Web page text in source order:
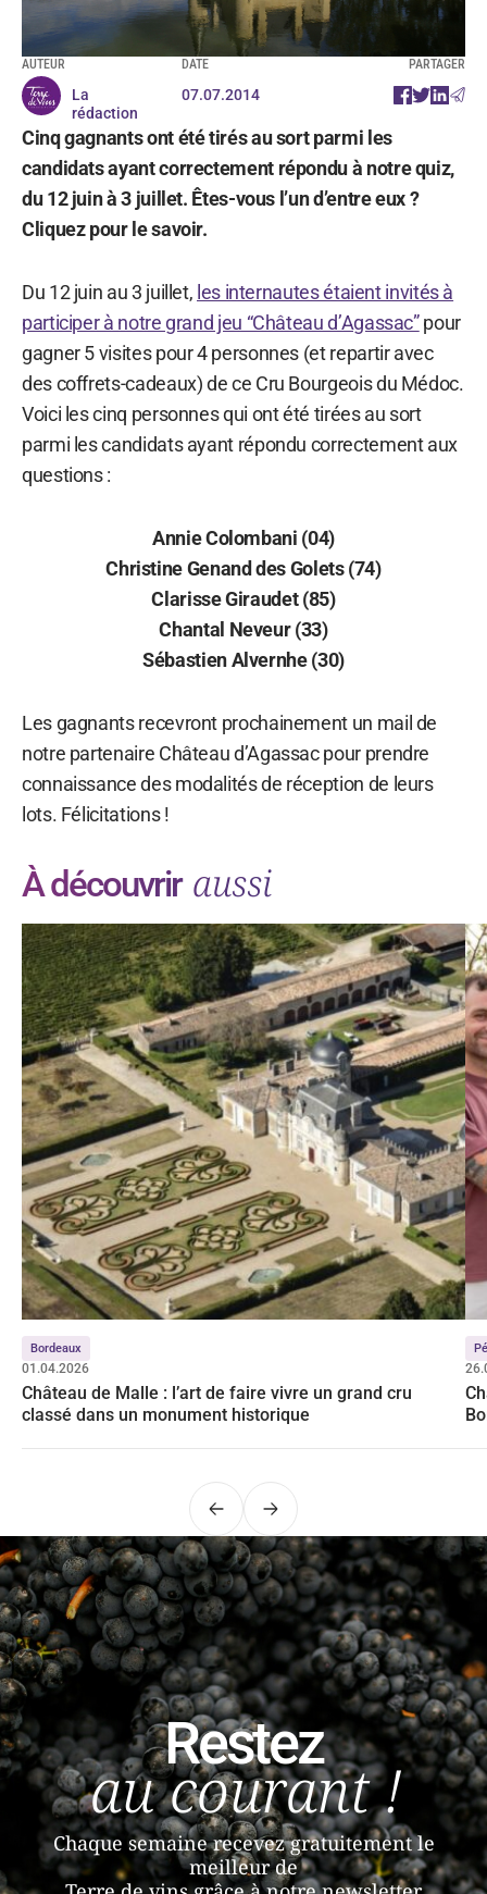
AUTEUR
La
rédaction
DATE
07.07.2014
PARTAGER
Cinq gagnants ont été tirés au sort parmi les
candidats ayant correctement répondu à notre quiz,
du 12 juin à 3 juillet. Êtes-vous l’un d’entre eux ?
Cliquez pour le savoir.
Du 12 juin au 3 juillet, les internautes étaient invités à
participer à notre grand jeu “Château d’Agassac”pour
gagner 5 visites pour 4 personnes (et repartir avec
des coffrets-cadeaux) de ce Cru Bourgeois du Médoc.
Voici les cinq personnes qui ont été tirées au sort
parmi les candidats ayant répondu correctement aux
questions :
Annie Colombani (04)
Christine Genand des Golets (74)
Clarisse Giraudet (85)
Chantal Neveur (33)
Sébastien Alvernhe (30)
Les gagnants recevront prochainement un mail de
notre partenaire Château d’Agassac pour prendre
connaissance des modalités de réception de leurs
lots. Félicitations !
À découvrir aussi
Bordeaux
01.04.2026
Château de Malle : l’art de faire vivre un grand cru
classé dans un monument historique
PrécédentSuivant
Restez
au courant !
Chaque semaine recevez gratuitement le
meilleur de